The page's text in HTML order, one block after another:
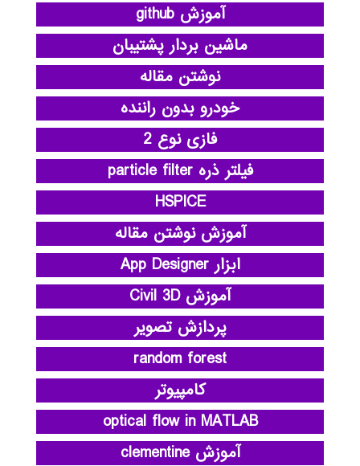
آموزش github
ماشین بردار پشتیبان
نوشتن مقاله
خودرو بدون راننده
فازی نوع 2
فیلتر ذره particle filter
HSPICE
آموزش نوشتن مقاله
ابزار App Designer
آموزش Civil 3D
پردازش تصویر
random forest
کامپیوتر
optical flow in MATLAB
آموزش clementine